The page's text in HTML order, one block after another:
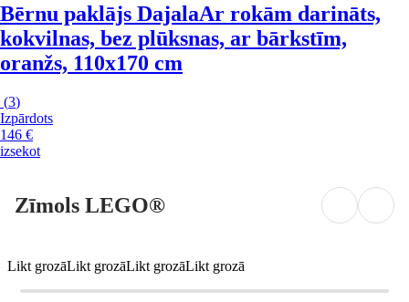
Bērnu paklājs DajalaAr rokām darināts,
kokvilnas, bez plūksnas, ar bārkstīm,
oranžs, 110x170 cm
(3)
Izpārdots
146 €
izsekot
Zīmols LEGO®
Likt grozāLikt grozāLikt grozāLikt grozā